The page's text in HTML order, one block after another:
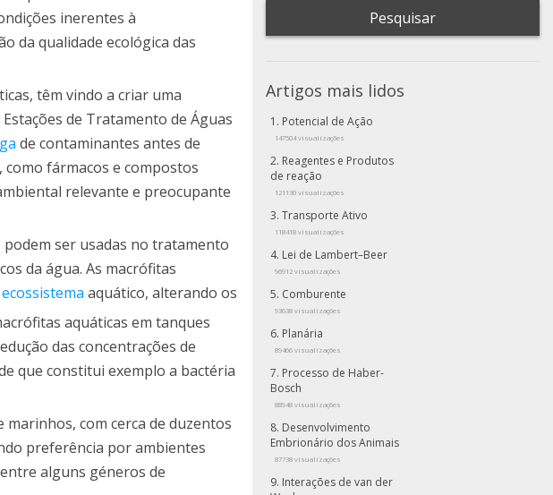
inerentes à
da qualidade ecológica das
têm vindo a criar uma
Estações de Tratamento de Águas
de contaminantes antes de
fármacos e compostos
relevante e preocupante
ser usadas no tratamento
da água. As macrófitas
ecossistema aquático, alterando os
aquáticas em tanques
das concentrações de
que constitui exemplo a bactéria
com cerca de duzentos
preferência por ambientes
alguns géneros de
Pesquisar
Artigos mais lidos
Potencial de Ação
147504 visualizações
Reagentes e Produtos
de reação
121130 visualizações
Transporte Ativo
118418 visualizações
Lei de Lambert–Beer
96912 visualizações
Comburente
93638 visualizações
Planária
89466 visualizações
Processo de Haber-
Bosch
88948 visualizações
Desenvolvimento
Embrionário dos Animais
87738 visualizações
Interações de van der